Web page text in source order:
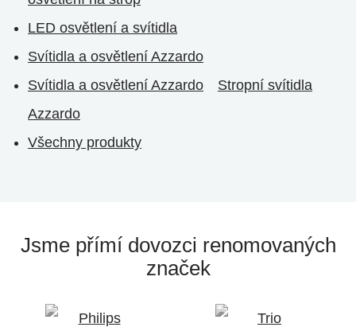
LED osvětlení a svítidla
Svítidla a osvětlení Azzardo
Svítidla a osvětlení Azzardo
Stropní svítidla
Azzardo
Všechny produkty
Jsme přímí dovozci renomovaných
značek